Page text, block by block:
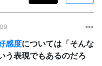
感度については「そんな
う表現でもあるのだろ